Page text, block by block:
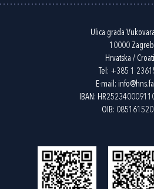
Ulica grada
10000 Zagreb
Hrvatska /
Tel: +385 1
E-mail:
IBAN:
OIB: